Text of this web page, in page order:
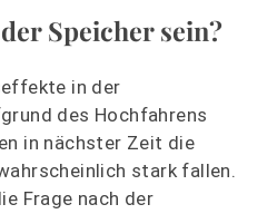
Speicher sein?
in der
des Hochfahrens
in nächster Zeit die
stark fallen.
Frage nach der